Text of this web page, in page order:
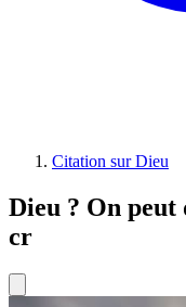
Citation sur Dieu
Dieu ? On peut
cr